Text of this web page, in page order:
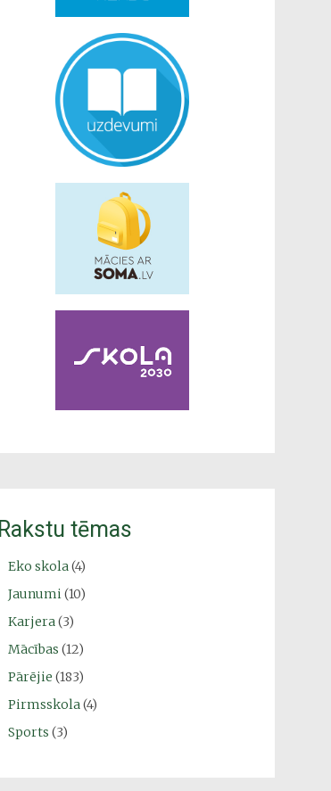
Rakstu tēmas
Eko skola(4)
Jaunumi(10)
Karjera(3)
Mācības (12)
Pārējie (183)
Pirmsskola(4)
Sports (3)